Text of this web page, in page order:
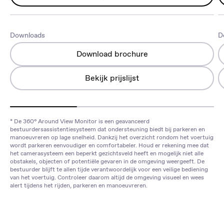
Downloads
Download brochure
Bekijk prijslijst
* De 360° Around View Monitor is een geavanceerd
bestuurdersassistentiesysteem dat ondersteuning biedt bij parkeren en
manoeuvreren op lage snelheid. Dankzij het overzicht rondom het voertuig
wordt parkeren eenvoudiger en comfortabeler. Houd er rekening mee dat
het camerasysteem een beperkt gezichtsveld heeft en mogelijk niet alle
obstakels, objecten of potentiële gevaren in de omgeving weergeeft. De
bestuurder blijft te allen tijde verantwoordelijk voor een veilige bediening
van het voertuig. Controleer daarom altijd de omgeving visueel en wees
alert tijdens het rijden, parkeren en manoeuvreren.